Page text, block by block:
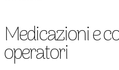
Medicazioni e
operatori